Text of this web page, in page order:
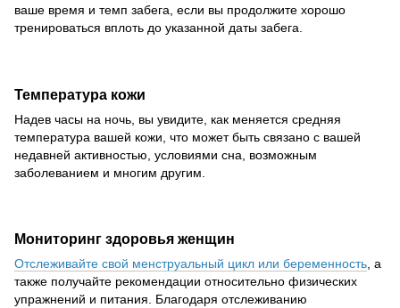
ваше время и темп забега, если вы продолжите хорошо
тренироваться вплоть до указанной даты забега.
Температура кожи
Надев часы на ночь, вы увидите, как меняется средняя
температура вашей кожи, что может быть связано с вашей
недавней активностью, условиями сна, возможным
заболеванием и многим другим.
Мониторинг здоровья женщин
Отслеживайте свой менструальный цикл или беременность, а
также получайте рекомендации относительно физических
упражнений и питания. Благодаря отслеживанию